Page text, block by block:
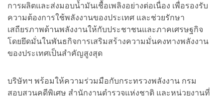
การผลิตและส่งมอบน้ำมันเชื้อเพลิงอย่างต่อเนื่อง เพื่อรองรับ
ความต้องการใช้พลังงานของประเทศ และช่วยรักษา
เสถียรภาพด้านพลังงานให้กับประชาชนและภาคเศรษฐกิจ
โดยยึดมั่นในพันธกิจการเสริมสร้างความมั่นคงทางพลังงาน
ของประเทศเป็นสำคัญสูงสุด
บริษัทฯ พร้อมให้ความร่วมมือกับกระทรวงพลังงาน กรม
สอบสวนคดีพิเศษ สำนักงานตำรวจแห่งชาติ และหน่วยงานที่